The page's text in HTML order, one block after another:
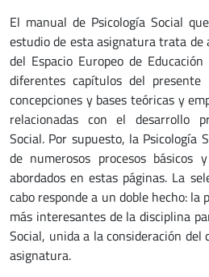
El manual de Psicología Social
estudio de esta asignatura trata de
del Espacio Europeo de
diferentes capítulos del
concepciones y bases teóricas y
relacionadas con el desarrollo
Social. Por supuesto, la Psicología
de numerosos procesos básicos
abordados en estas páginas. La
cabo responde a un doble hecho: la
más interesantes de la disciplina
Social, unida a la consideración
asignatura.